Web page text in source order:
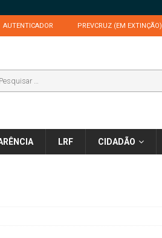
AUTENTICADOR PREVCRUZ (EM EXTINÇÃO)
LRF CIDADÃO